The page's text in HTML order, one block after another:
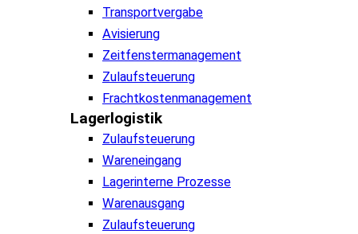
Transportvergabe
Avisierung
Zeitfenstermanagement
Zulaufsteuerung
Frachtkostenmanagement
Lagerlogistik
Zulaufsteuerung
Wareneingang
Lagerinterne Prozesse
Warenausgang
Zulaufsteuerung